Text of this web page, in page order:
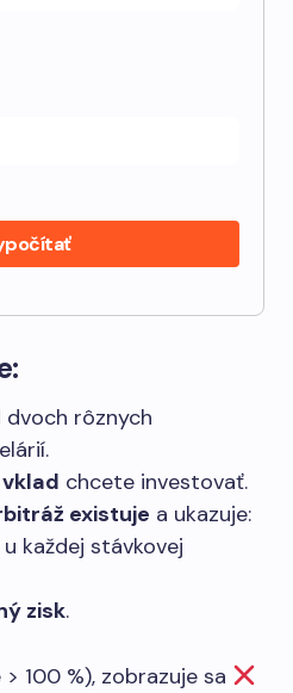
dvoch rôznych
chcete investovať.
existuje a ukazuje:
každej stávkovej
zisk.
100 %), zobrazuje sa